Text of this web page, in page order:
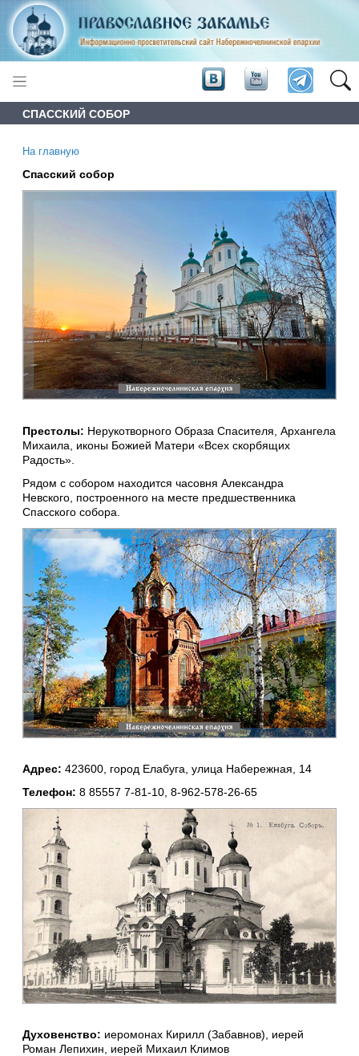
СПАССКИЙ СОБОР
На главную
Спасский собор
Престолы: Нерукотворного Образа Спасителя, Архангела
Михаила, иконы Божией Матери «Всех скорбящих
Радость».
Рядом с собором находится часовня Александра
Невского, построенного на месте предшественника
Спасского собора.
Адрес: 423600, город Елабуга, улица Набережная, 14
Телефон: 8 85557 7-81-10, 8-962-578-26-65
Духовенство: иеромонах Кирилл (Забавнов), иерей
Роман Лепихин, иерей Михаил Климов